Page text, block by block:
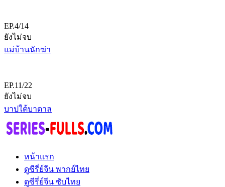
EP.4/14
ยังไม่จบ
แม่บ้านนักฆ่า
EP.11/22
ยังไม่จบ
บาปใต้บาดาล
หน้าแรก
ดูซีรี่ย์จีน พากย์ไทย
ดูซีรี่ย์จีน ซับไทย